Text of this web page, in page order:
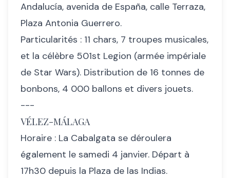
Andalucía, avenida de España, calle Terraza,
Plaza Antonia Guerrero.
Particularités : 11 chars, 7 troupes musicales,
et la célèbre 501st Legion (armée impériale
de Star Wars). Distribution de 16 tonnes de
bonbons, 4 000 ballons et divers jouets.
---
VÉLEZ-MÁLAGA
Horaire : La Cabalgata se déroulera
également le samedi 4 janvier. Départ à
17h30 depuis la Plaza de las Indias.